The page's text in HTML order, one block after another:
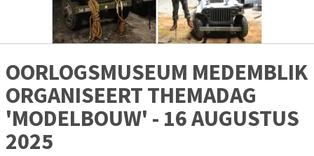
OORLOGSMUSEUM MEDEMBLIK
ORGANISEERT THEMADAG
'MODELBOUW' - 16 AUGUSTUS
2025